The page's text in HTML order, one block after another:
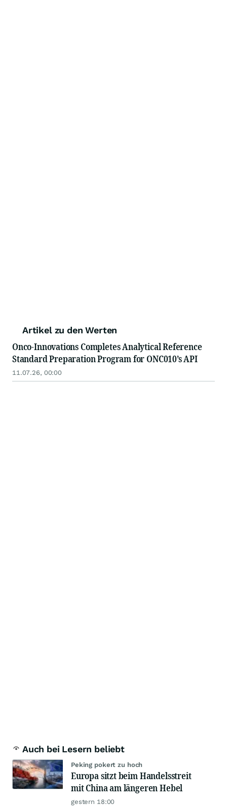
Artikel zu den Werten
Onco-Innovations Completes Analytical Reference
Standard Preparation Program for ONC010’s API
11.07.26, 00:00
Auch bei Lesern beliebt
Peking pokert zu hoch
Europa sitzt beim Handelsstreit
mit China am längeren Hebel
gestern 18:00